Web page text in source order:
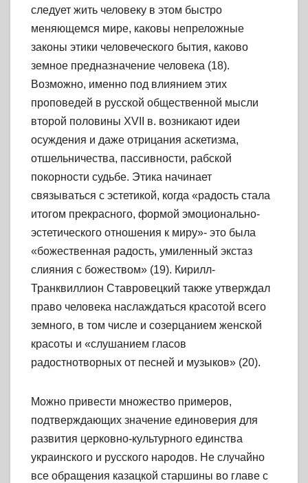
следует жить человеку в этом быстро
меняющемся мире, каковы непреложные
законы этики человеческого бытия, каково
земное предназначение человека (18).
Возможно, именно под влиянием этих
проповедей в русской общественной мысли
второй половины XVII в. возникают идеи
осуждения и даже отрицания аскетизма,
отшельничества, пассивности, рабской
покорности судьбе. Этика начинает
связываться с эстетикой, когда «радость стала
итогом прекрасного, формой эмоционально-
эстетического отношения к миру»- это была
«божественная радость, умиленный экстаз
слияния с божеством» (19). Кирилл-
Транквиллион Ставровецкий также утверждал
право человека наслаждаться красотой всего
земного, в том числе и созерцанием женской
красоты и «слушанием гласов
радостнотворных от песней и музыков» (20).
Можно привести множество примеров,
подтверждающих значение единоверия для
развития церковно-культурного единства
украинского и русского народов. Не случайно
все обращения казацкой старшины во главе с